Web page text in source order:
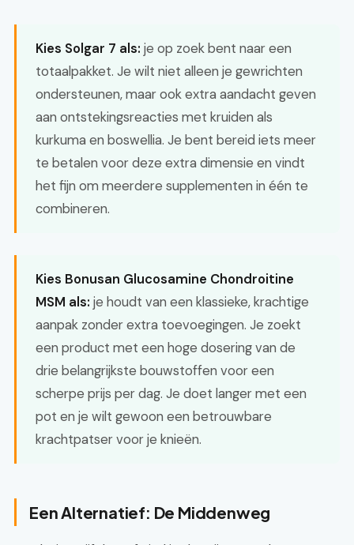
Kies Solgar 7 als: je op zoek bent naar een
totaalpakket. Je wilt niet alleen je gewrichten
ondersteunen, maar ook extra aandacht geven
aan ontstekingsreacties met kruiden als
kurkuma en boswellia. Je bent bereid iets meer
te betalen voor deze extra dimensie en vindt
het fijn om meerdere supplementen in één te
combineren.
Kies Bonusan Glucosamine Chondroitine
MSM als: je houdt van een klassieke, krachtige
aanpak zonder extra toevoegingen. Je zoekt
een product met een hoge dosering van de
drie belangrijkste bouwstoffen voor een
scherpe prijs per dag. Je doet langer met een
pot en je wilt gewoon een betrouwbare
krachtpatser voor je knieën.
Een Alternatief: De Middenweg